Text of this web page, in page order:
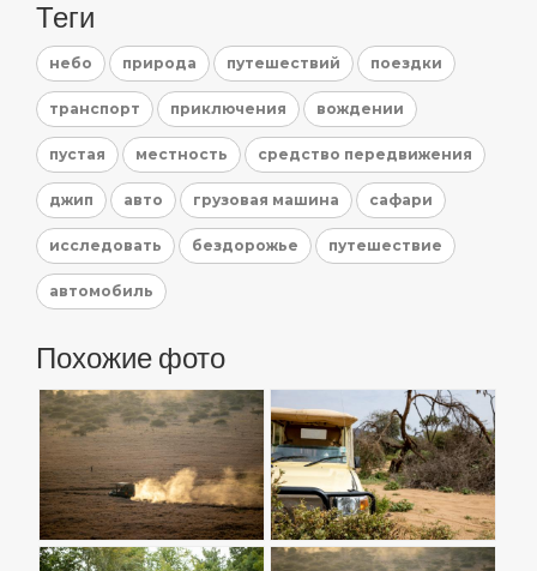
Теги
небо природа путешествий поездки
транспорт приключения вождении
пустая местность средство передвижения
джип авто грузовая машина сафари
исследовать бездорожье путешествие
автомобиль
Похожие фото